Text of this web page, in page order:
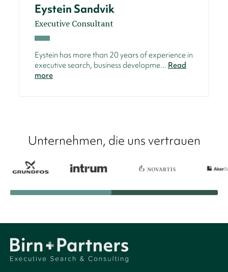
Eystein Sandvik
Executive Consultant
Eystein has more than 20 years of experience in
executive search, business developme... Read
more
Unternehmen, die uns vertrauen